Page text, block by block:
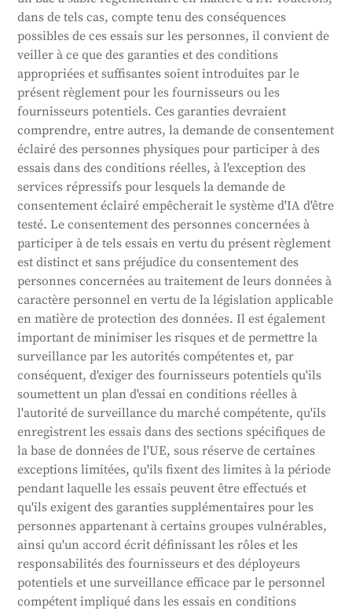
dans de tels cas, compte tenu des conséquences
possibles de ces essais sur les personnes, il convient de
veiller à ce que des garanties et des conditions
appropriées et suffisantes soient introduites par le
présent règlement pour les fournisseurs ou les
fournisseurs potentiels. Ces garanties devraient
comprendre, entre autres, la demande de consentement
éclairé des personnes physiques pour participer à des
essais dans des conditions réelles, à l'exception des
services répressifs pour lesquels la demande de
consentement éclairé empêcherait le système d'IA d'être
testé. Le consentement des personnes concernées à
participer à de tels essais en vertu du présent règlement
est distinct et sans préjudice du consentement des
personnes concernées au traitement de leurs données à
caractère personnel en vertu de la législation applicable
en matière de protection des données. Il est également
important de minimiser les risques et de permettre la
surveillance par les autorités compétentes et, par
conséquent, d'exiger des fournisseurs potentiels qu'ils
soumettent un plan d'essai en conditions réelles à
l'autorité de surveillance du marché compétente, qu'ils
enregistrent les essais dans des sections spécifiques de
la base de données de l'UE, sous réserve de certaines
exceptions limitées, qu'ils fixent des limites à la période
pendant laquelle les essais peuvent être effectués et
qu'ils exigent des garanties supplémentaires pour les
personnes appartenant à certains groupes vulnérables,
ainsi qu'un accord écrit définissant les rôles et les
responsabilités des fournisseurs et des déployeurs
potentiels et une surveillance efficace par le personnel
compétent impliqué dans les essais en conditions